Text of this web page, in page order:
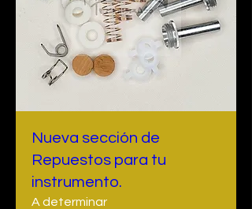
Nueva sección de
Repuestos para tu
instrumento.
A determinar